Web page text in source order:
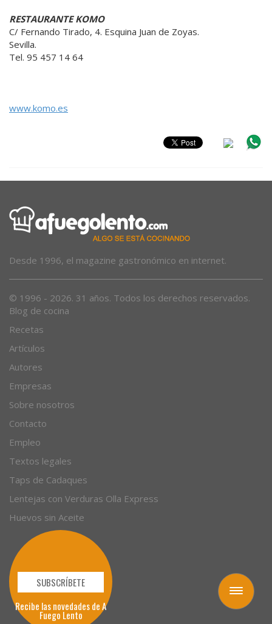
Toggle
navigation
RESTAURANTE KOMO
C/ Fernando Tirado, 4. Esquina Juan de Zoyas.
Sevilla.
Tel. 95 457 14 64
www.komo.es
Desde 1996, el magazine gastronómico en internet.
© 1996 - 2026. 31 años. Todos los derechos reservados.
Blog de cocina
Recetas
Artículos
Autores
Empresas
Sobre nosotros
Contacto
Empleo
Textos legales
Taps de Cadaques
Lentejas con Verduras Olla Express
Huevos sin Aceite
SUBSCRÍBETE
Recibe las novedades de A
Fuego Lento